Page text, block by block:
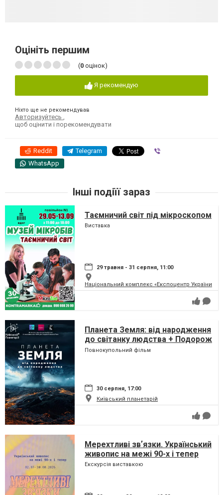
Оцініть першим
(0 оцінок)
Я рекомендую
Ніхто ще не рекомендував
Авторизуйтесь
щоб оцінити і порекомендувати
Reddit Telegram
WhatsApp
Інші подіїї зараз
Таємничий світ під мікроскопом
Виставка
29 травня - 31 серпня, 11:00
Національний комплекс «Експоцентр України»
Планета Земля: від народження
до світанку людства + Подорож
сузір'ями (класична програма)
Повнокупольний фільм
30 серпня, 17:00
Київський планетарій
Мерехтливі звʼязки. Український
живопис на межі 90-х і тепер
Екскурсія виставкою